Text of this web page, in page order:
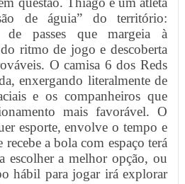
de águia” do território:
de passes que margeia à
ritmo de jogo e descoberta
O camisa 6 dos Reds
enxergando literalmente de
e os companheiros que
mais favorável. O
esporte, envolve o tempo e
recebe a bola com espaço terá
escolher a melhor opção, ou
hábil para jogar irá explorar